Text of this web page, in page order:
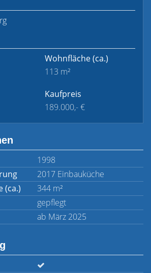
Wohnfläche(ca.)
113 m²
Kaufpreis
189.000,- €
1998
2017 Einbauküche
(ca.)
344 m²
gepflegt
ab März 2025